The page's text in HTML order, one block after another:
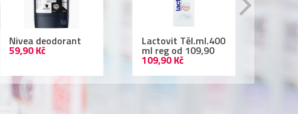
Lactovit Těl.ml.400
ml reg od 109,90
109,90 Kč
Air Wick 250ml
69,90 Kč